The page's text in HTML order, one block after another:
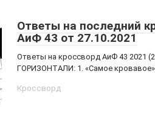
Ответы на последний
АиФ 43 от 27.10.2021
Ответы на кроссворд АиФ 43 2021
ГОРИЗОНТАЛИ: 1. «Самое кровавое»
Кроссворд